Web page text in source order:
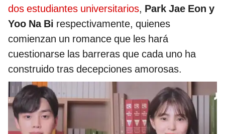
dos estudiantes universitarios, Park Jae Eon y
Yoo Na Bi respectivamente, quienes
comienzan un romance que les hará
cuestionarse las barreras que cada uno ha
construido tras decepciones amorosas.